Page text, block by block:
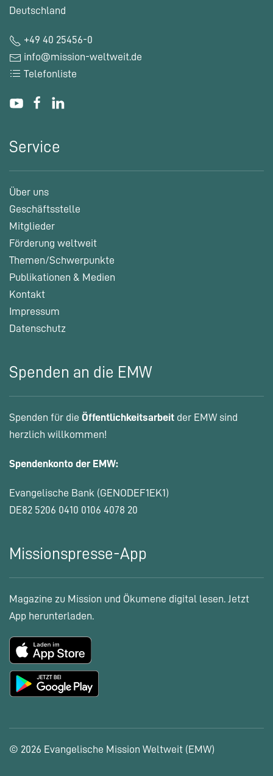
Deutschland
+49 40 25456-0
info@mission-weltweit.de
Telefonliste
Service
Über uns
Geschäftsstelle
Mitglieder
Förderung weltweit
Themen/Schwerpunkte
Publikationen & Medien
Kontakt
Impressum
Datenschutz
Spenden an die EMW
Spenden für die Öffentlichkeitsarbeit der EMW sind
herzlich willkommen!
Spendenkonto der EMW:
Evangelische Bank (GENODEF1EK1)
DE82 5206 0410 0106 4078 20
Missionspresse-App
Magazine zu Mission und Ökumene digital lesen. Jetzt
App herunterladen.
© 2026 Evangelische Mission Weltweit (EMW)